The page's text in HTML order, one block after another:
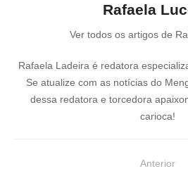
Rafaela
Ver todos os artigos de
Rafaela Ladeira é redatora
Se atualize com as notícias do
dessa redatora e torcedora
carioca!
Anterior